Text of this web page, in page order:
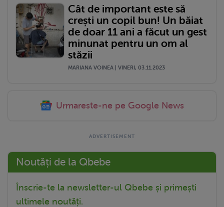
Cât de important este să
crești un copil bun! Un băiat
de doar 11 ani a făcut un gest
minunat pentru un om al
stăzii
MARIANA VOINEA | VINERI, 03.11.2023
Urmareste-ne pe Google News
Noutăți de la Qbebe
Înscrie-te la newsletter-ul Qbebe și primești
ultimele noutăți.